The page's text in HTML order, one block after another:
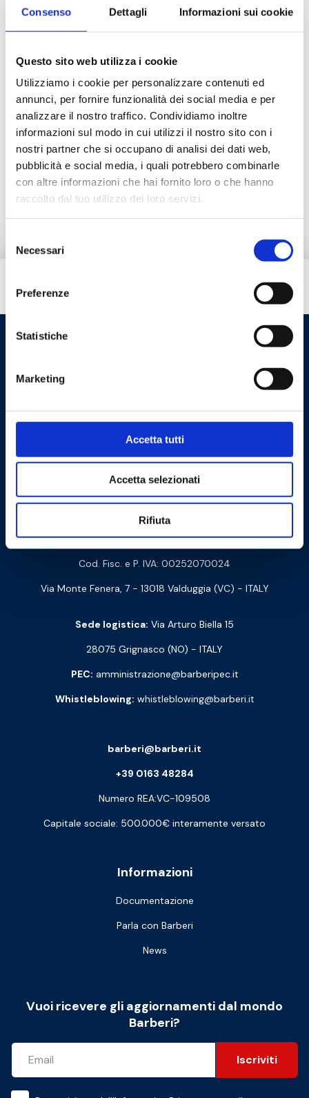
Consenso Dettagli Informazioni sui cookie
Questo sito web utilizza i cookie
Utilizziamo i cookie per personalizzare contenuti ed
annunci, per fornire funzionalità dei social media e per
analizzare il nostro traffico. Condividiamo inoltre
informazioni sul modo in cui utilizzi il nostro sito con i
nostri partner che si occupano di analisi dei dati web,
pubblicità e social media, i quali potrebbero combinarle
con altre informazioni che hai fornito loro o che hanno
raccolto dal tuo utilizzo dei loro servizi.
delNecessari
Preferenze
Statistiche
Marketing
Accetta tutti
Accetta selezionati
Rifiuta
B1KK15N0V 10 50
Descrizione
Documentazione
Ricambi
Cookie Policy Privacy Policy
Barberi Rubinetterie Industriali S.r.l. a socio unico
Cod. Fisc. e P. IVA: 00252070024
Via Monte Fenera, 7 - 13018 Valduggia (VC) - ITALY
Sede logistica: Via Arturo Biella 15
28075 Grignasco (NO) - ITALY
PEC: amministrazione@barberipec.it
Whistleblowing: whistleblowing@barberi.it
Informazioni
Documentazione
Parla con Barberi
News
barberi@barberi.it
+39 0163 48284
Numero REA:VC-109508
Capitale sociale: 500.000€ interamente versato
Vuoi ricevere gli aggiornamenti dal mondo
Barberi?
Iscriviti